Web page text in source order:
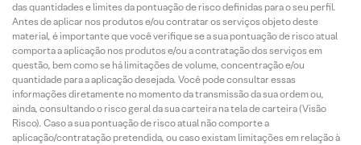
das quantidades e limites da pontuação de risco definidas para o seu perfil.
Antes de aplicar nos produtos e/ou contratar os serviços objeto deste
material, é importante que você verifique se a sua pontuação de risco atual
comporta a aplicação nos produtos e/ou a contratação dos serviços em
questão, bem como se há limitações de volume, concentração e/ou
quantidade para a aplicação desejada. Você pode consultar essas
informações diretamente no momento da transmissão da sua ordem ou,
ainda, consultando o risco geral da sua carteira na tela de carteira (Visão
Risco). Caso a sua pontuação de risco atual não comporte a
aplicação/contratação pretendida, ou caso existam limitações em relação à